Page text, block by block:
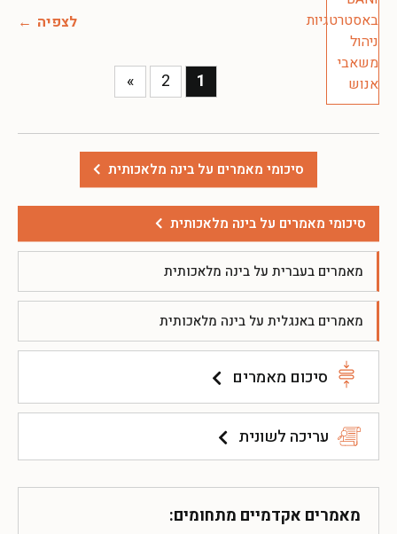
סיכומי מאמרים על בינה מלאכותית
מאמרים בעברית על בינה מלאכותית
מאמרים באנגלית על בינה מלאכותית
סיכום מאמרים
עריכה לשונית
מאמרים אקדמיים מתחומים:
לצפיה
1
2
»
סיכומי מאמרים על בינה מלאכותית